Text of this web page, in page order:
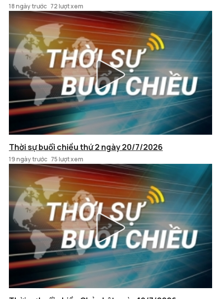
18 ngày trước 72 lượt xem
Thời sự buổi chiều thứ 2 ngày 20/7/2026
19 ngày trước 75 lượt xem